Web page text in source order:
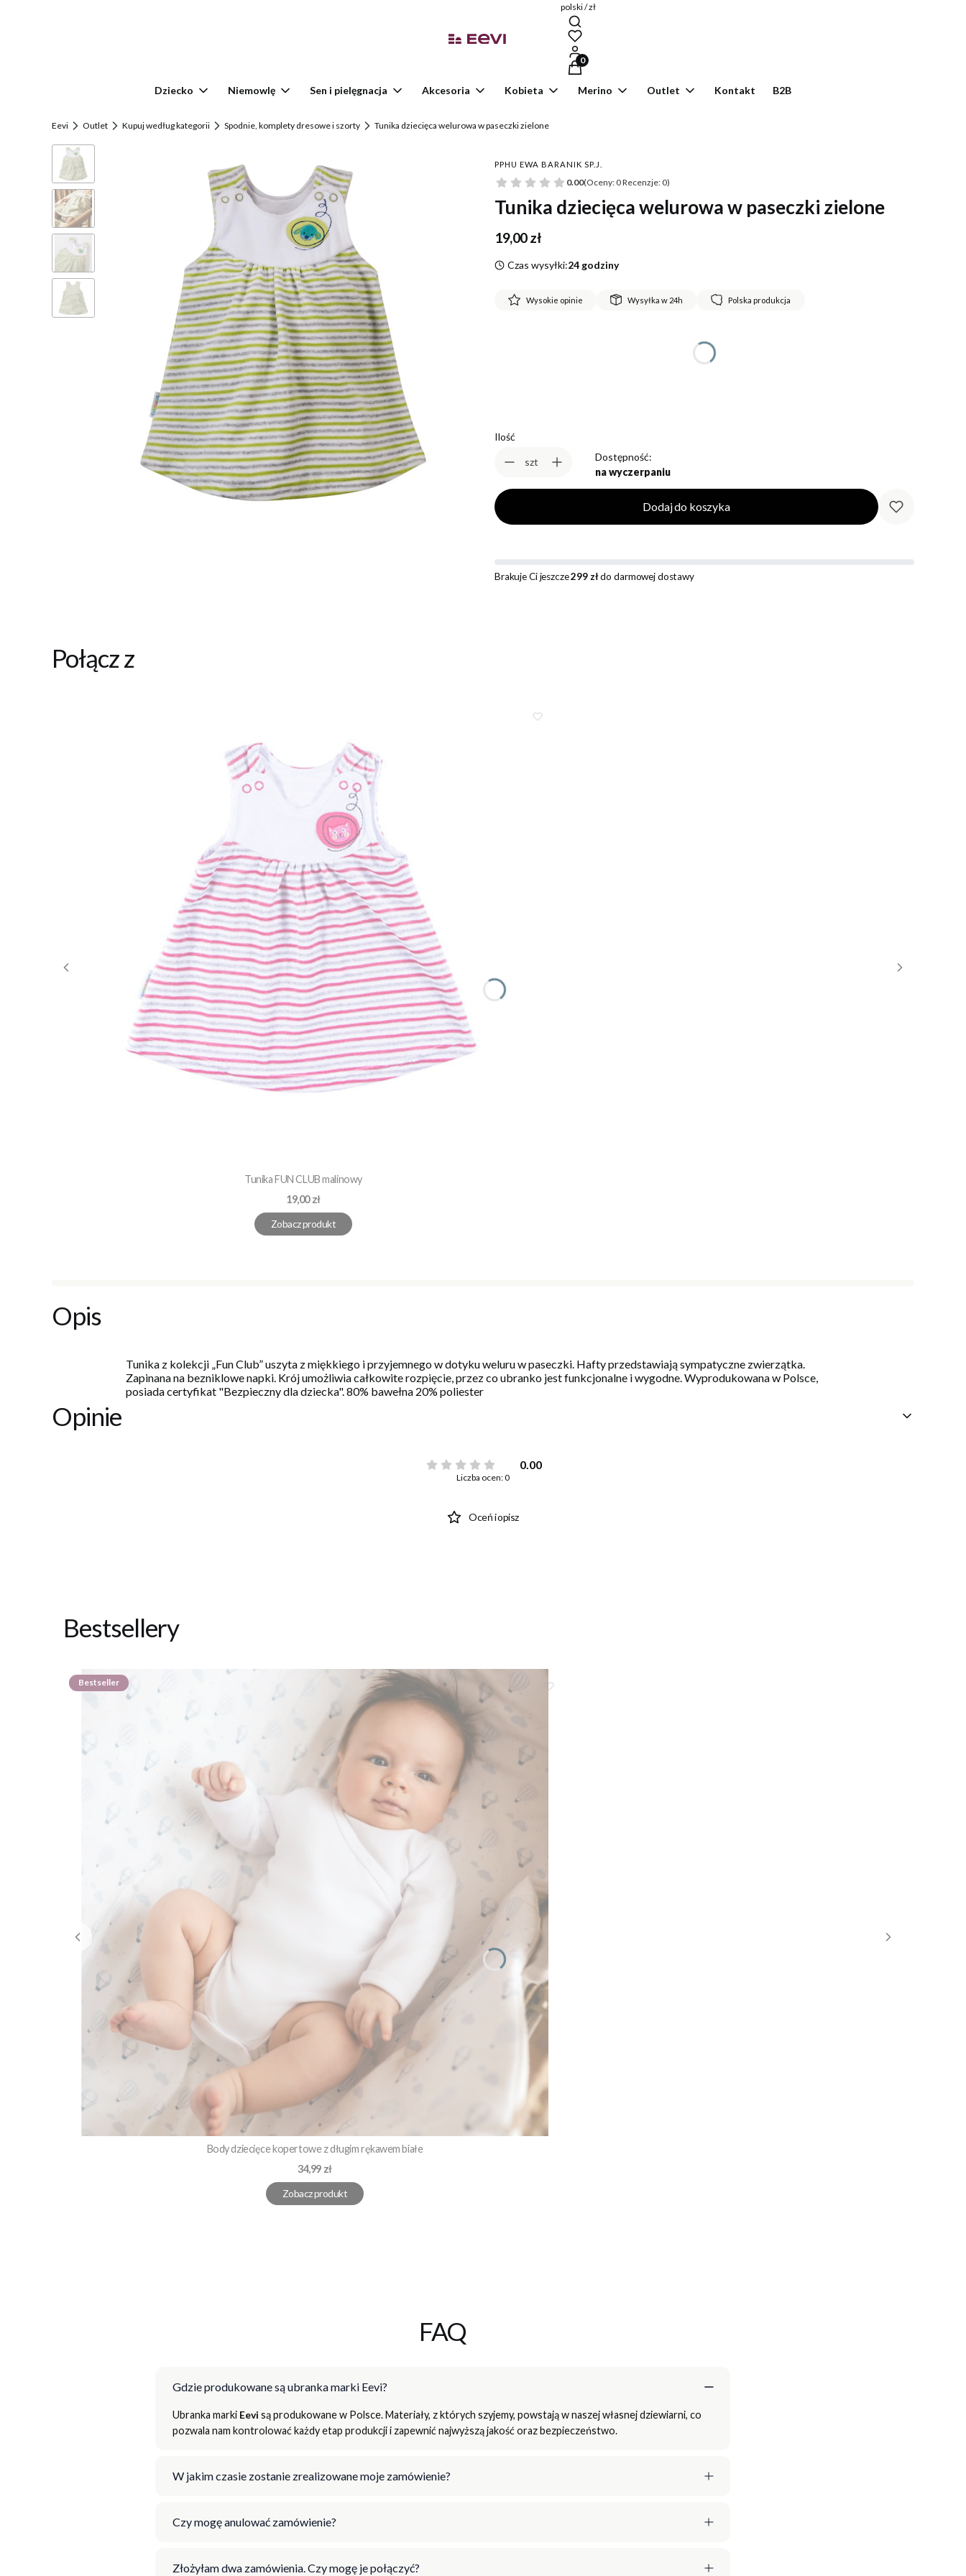
polski / zł
Produkty w koszyku: 0. Zobacz szczegóły
Dziecko Niemowlę Sen i pielęgnacja Akcesoria Kobieta Merino Outlet Kontakt B2B
Eevi Outlet Kupuj według kategorii Spodnie, komplety dresowe i szorty Tunika dziecięca welurowa w paseczki zielone
PPHU EWA BARANIK SP.J.
0.00(Oceny: 0 Recenzje: 0)
Tunika dziecięca welurowa w paseczki zielone
Cena
19,00 zł
Czas wysyłki:24 godziny
Wysokie opinie Wysyłka w 24h Polska produkcja
Ilość
szt
Dostępność:
na wyczerpaniu
Dodaj do koszyka
Brakuje Ci jeszcze299 złdo darmowej dostawy
Połącz z
Tunika FUN CLUB malinowy
Cena
19,00 zł
Zobacz produkt
Opis
Tunika z kolekcji „Fun Club” uszyta z miękkiego i przyjemnego w dotyku weluru w paseczki. Hafty przedstawiają sympatyczne zwierzątka.
Zapinana na bezniklowe napki. Krój umożliwia całkowite rozpięcie, przez co ubranko jest funkcjonalne i wygodne. Wyprodukowana w Polsce,
posiada certyfikat "Bezpieczny dla dziecka". 80% bawełna 20% poliester
Opinie
0.00
Liczba ocen: 0
Oceń i opisz
Bestsellery
Bestseller
Body dziecięce kopertowe z długim rękawem białe
Cena
34,99 zł
Zobacz produkt
FAQ
Gdzie produkowane są ubranka marki Eevi?
Ubranka marki Eevi są produkowane w Polsce. Materiały, z których szyjemy, powstają w naszej własnej dziewiarni, co
pozwala nam kontrolować każdy etap produkcji i zapewnić najwyższą jakość oraz bezpieczeństwo.
W jakim czasie zostanie zrealizowane moje zamówienie?
Czy mogę anulować zamówienie?
Złożyłam dwa zamówienia. Czy mogę je połączyć?